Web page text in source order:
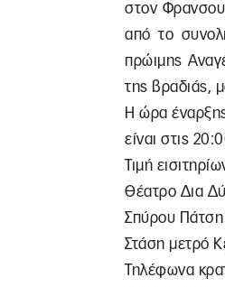
στον
από το
πρώιμης
της βραδιάς,
Η ώρα
είναι στις
Τιμή
Θέατρο Δια
Σπύρου Πάτση
Στάση μετρό
Τηλέφωνα